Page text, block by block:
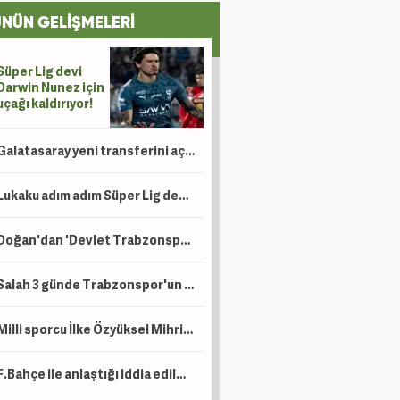
GELİŞMELERİ
Lig devi
Nunez için
kaldırıyor!
Galatasaray yeni transferini açıkladı!
Lukaku adım adım Süper Lig devine! Peş peşe açıklamalar
Doğan'dan 'Devlet Trabzonspor'a para veriyor iddialarına yalanlama! 'Ahlaksızca'
Salah 3 günde Trabzonspor'un kasasını ağzına kadar doldurdu!
Milli sporcu İlke Özyüksel Mihrioğlu Avrupa şampiyonu oldu!
F.Bahçe ile anlaştığı iddia edilmişti! Hakan'dan açıklama